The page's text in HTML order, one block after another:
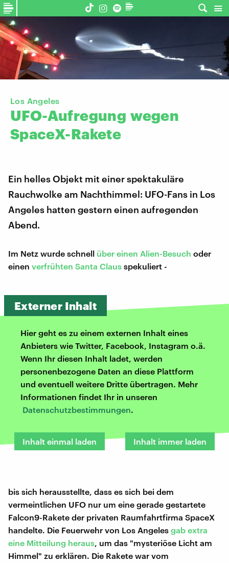
©
Los Angeles
UFO-Aufregung wegen
SpaceX-Rakete
Ein helles Objekt mit einer spektakuläre
Rauchwolke am Nachthimmel: UFO-Fans in Los
Angeles hatten gestern einen aufregenden
Abend.
Im Netz wurde schnell über einen Alien-Besuch oder
einen verfrühten Santa Claus spekuliert -
Externer Inhalt
Hier geht es zu einem externen Inhalt eines
Anbieters wie Twitter, Facebook, Instagram o.ä.
Wenn Ihr diesen Inhalt ladet, werden
personenbezogene Daten an diese Plattform
und eventuell weitere Dritte übertragen. Mehr
Informationen findet Ihr in unseren
Datenschutzbestimmungen.
Inhalt einmal laden Inhalt immer laden
bis sich herausstellte, dass es sich bei dem
vermeintlichen UFO nur um eine gerade gestartete
Falcon9-Rakete der privaten Raumfahrtfirma SpaceX
handelte. Die Feuerwehr von Los Angeles gab extra
eine Mitteilung heraus, um das "mysteriöse Licht am
Himmel" zu erklären. Die Rakete war vom